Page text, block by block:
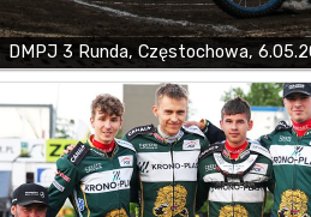
DMPJ 3 Runda, Częstochowa,